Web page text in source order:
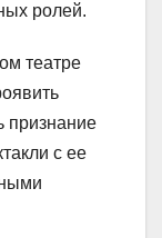
ролей.
театре
признание
с ее